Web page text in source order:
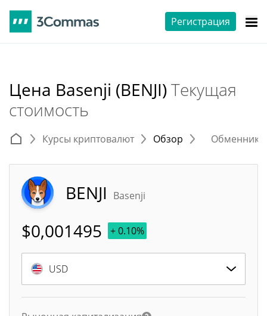
Регистрация
Цена Basenji (BENJI)Текущая
стоимость
Курсы криптовалют Обзор
BENJI Basenji
$0,001495 + 0.10%
USD